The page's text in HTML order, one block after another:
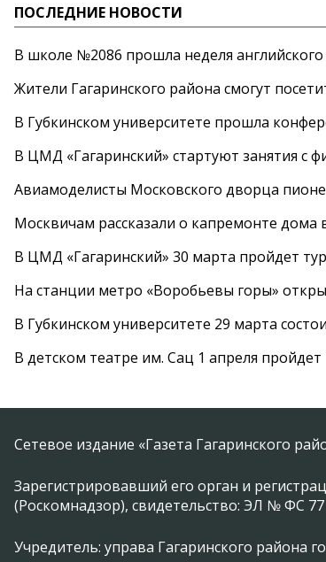
ПОСЛЕДНИЕ НОВОСТИ
В школе №2086 прошла неделя английского
Жители Гагаринского района смогут
В Губкинском университете прошла
В ЦМД «Гагаринский» стартуют занятия с
Авиамоделисты Московского дворца
Москвичам рассказали о капремонте дома
В ЦМД «Гагаринский» 30 марта пройдет
На станции метро «Воробьевы горы»
В Губкинском университете 29 марта
В детском театре им. Сац 1 апреля
Сетевое издание «Газета Гагаринского
Зарегистрировавший его орган и
(Роскомнадзор), свидетельство: ЭЛ № ФС 77
Учредитель: управа Гагаринского района